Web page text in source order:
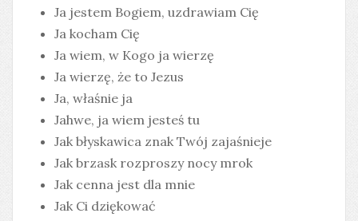
Ja jestem Bogiem, uzdrawiam Cię
Ja kocham Cię
Ja wiem, w Kogo ja wierzę
Ja wierzę, że to Jezus
Ja, właśnie ja
Jahwe, ja wiem jesteś tu
Jak błyskawica znak Twój zajaśnieje
Jak brzask rozproszy nocy mrok
Jak cenna jest dla mnie
Jak Ci dziękować